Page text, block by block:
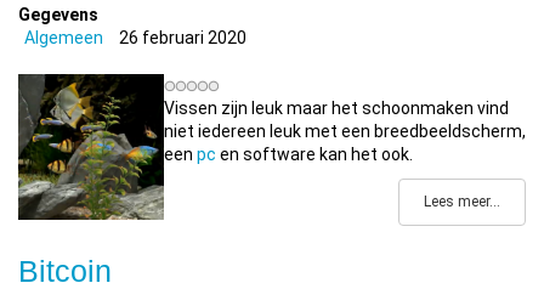
Gegevens
Algemeen
26 februari 2020
Vissen zijn leuk maar het schoonmaken vind
niet iedereen leuk met een breedbeeldscherm,
een pc en software kan het ook.
Lees meer...
Bitcoin